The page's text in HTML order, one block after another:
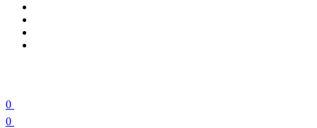
0
0